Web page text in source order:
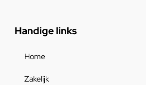
Handige links
Home
Zakelijk